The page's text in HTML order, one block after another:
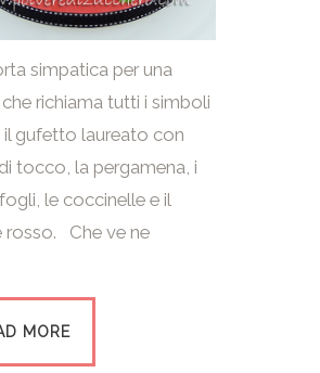
simpatica per una
che richiama tutti i simboli
il gufetto laureato con
tocco, la pergamena, i
le coccinelle e il
rosso. Che ve ne
MORE